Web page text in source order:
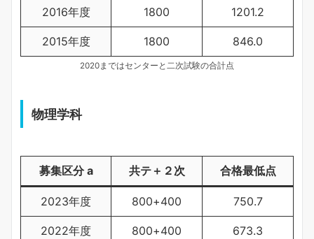
2016年度 1800 1201.2
2015年度 1800 846.0
2020まではセンターと二次試験の合計点
物理学科
募集区分 a 共テ＋２次 合格最低点
2023年度 800+400 750.7
2022年度 800+400 673.3